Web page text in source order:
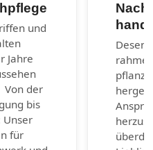
und
Jahre
Von der
bis
Unser
für